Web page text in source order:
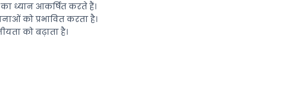
ध्यान आकर्षित करते हैं।
को प्रभावित करता है।
को बढ़ाता है।